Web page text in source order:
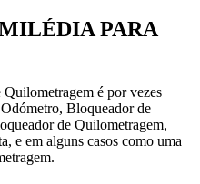
PARA
é por vezes
Bloqueador de
de Quilometragem,
e em alguns casos como uma